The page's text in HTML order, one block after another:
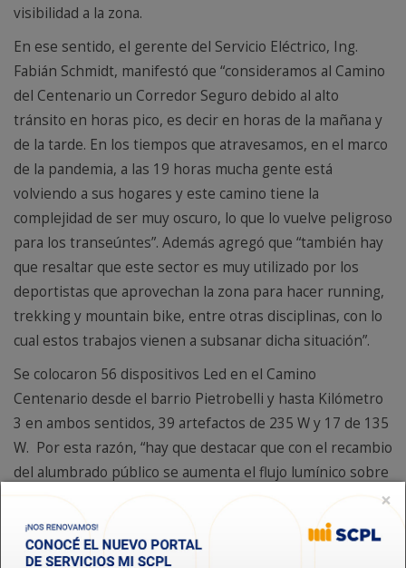
visibilidad a la zona.
En ese sentido, el gerente del Servicio Eléctrico, Ing.
Fabián Schmidt, manifestó que “consideramos al Camino
del Centenario un Corredor Seguro debido al alto
tránsito en horas pico, es decir en horas de la mañana y
de la tarde. En los tiempos que atravesamos, en el marco
de la pandemia, a las 19 horas mucha gente está
volviendo a sus hogares y este camino tiene la
complejidad de ser muy oscuro, lo que lo vuelve peligroso
para los transeúntes”. Además agregó que “también hay
que resaltar que este sector es muy utilizado por los
deportistas que aprovechan la zona para hacer running,
trekking y mountain bike, entre otras disciplinas, con lo
cual estos trabajos vienen a subsanar dicha situación”.
Se colocaron 56 dispositivos Led en el Camino
Centenario desde el barrio Pietrobelli y hasta Kilómetro
3 en ambos sentidos, 39 artefactos de 235 W y 17 de 135
W. Por esta razón, “hay que destacar que con el recambio
del alumbrado público se aumenta el flujo lumínico sobre
una geografía complicada, es importante haber podido
incrementar la luminosidad. Este proyecto significa llevar
×